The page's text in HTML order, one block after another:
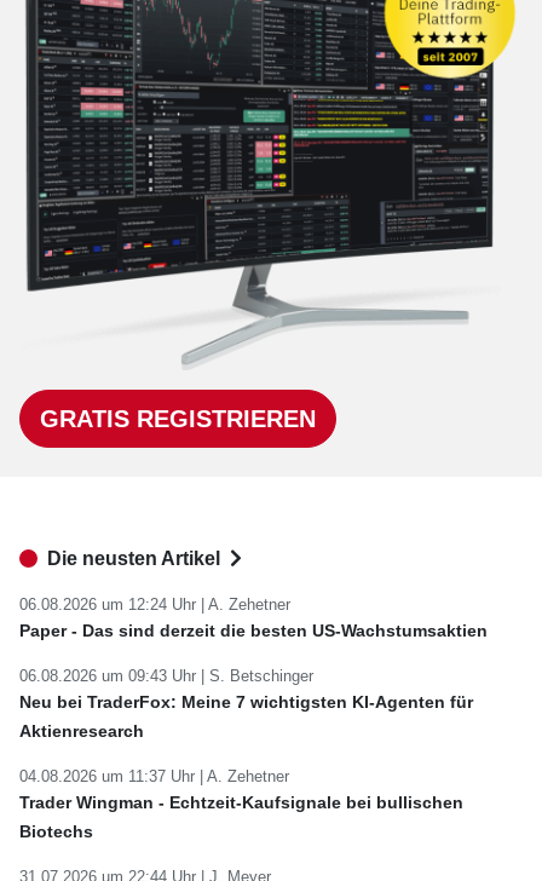
GRATIS REGISTRIEREN
Die neusten Artikel
06.08.2026 um 12:24 Uhr | A. Zehetner
Paper - Das sind derzeit die besten US-Wachstumsaktien
06.08.2026 um 09:43 Uhr | S. Betschinger
Neu bei TraderFox: Meine 7 wichtigsten KI-Agenten für
Aktienresearch
04.08.2026 um 11:37 Uhr | A. Zehetner
Trader Wingman - Echtzeit-Kaufsignale bei bullischen
Biotechs
31.07.2026 um 22:44 Uhr | J. Meyer